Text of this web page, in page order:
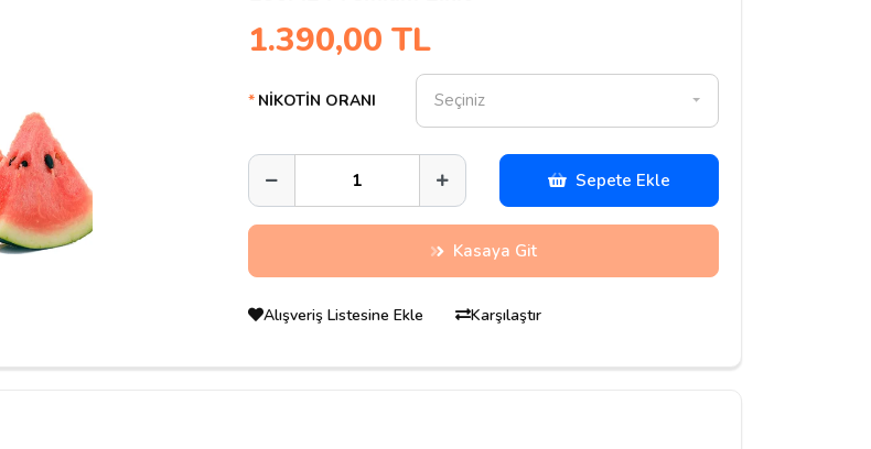
1.390,00 TL
NİKOTİN ORANI Seçiniz
Sepete Ekle
Kasaya Git
Alışveriş Listesine Ekle Karşılaştır